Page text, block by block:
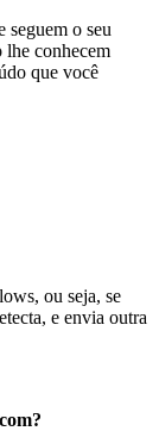
seguem o seu
lhe conhecem
que você
ou seja, se
e envia outra